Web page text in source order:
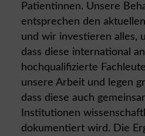
Patientinnen. Unsere
entsprechen den
und wir investieren alles,
dass diese international
hochqualifizierte
unsere Arbeit und legen
dass diese auch
Institutionen
dokumentiert wird. Die